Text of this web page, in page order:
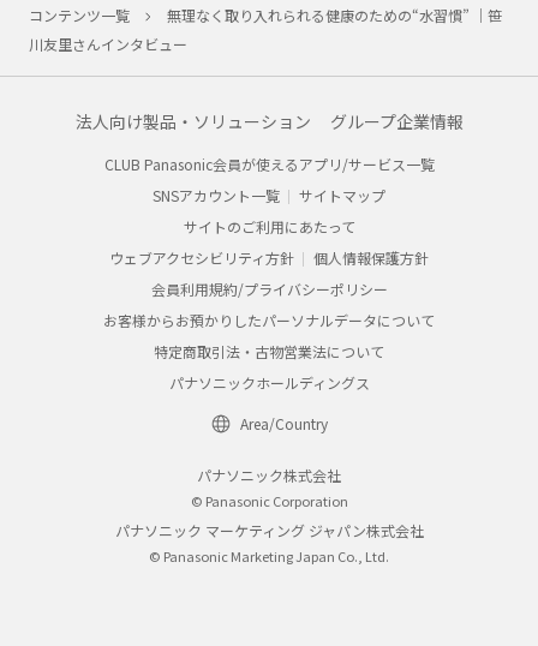
コンテンツ一覧
無理なく取り入れられる健康のための“水習慣” ｜笹
川友里さんインタビュー
法人向け製品・ソリューション グループ企業情報
CLUB Panasonic会員が使えるアプリ/サービス一覧
SNSアカウント一覧
サイトマップ
サイトのご利用にあたって
ウェブアクセシビリティ方針
個人情報保護方針
会員利用規約/プライバシーポリシー
お客様からお預かりしたパーソナルデータについて
特定商取引法・古物営業法について
パナソニックホールディングス
Area/Country
パナソニック株式会社
© Panasonic Corporation
パナソニック マーケティング ジャパン株式会社
© Panasonic Marketing Japan Co., Ltd.